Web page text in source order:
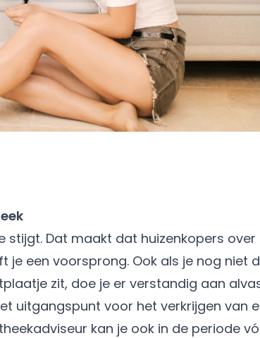
stijgt. Dat maakt dat huizenkopers over
je een voorsprong. Ook als je nog niet
zit, doe je er verstandig aan
uitgangspunt voor het verkrijgen van
kan je ook in de periode